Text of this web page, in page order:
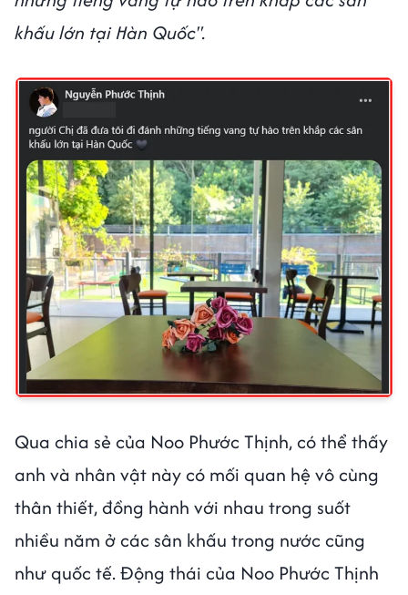
khấu lớn tại Hàn Quốc".
Qua chia sẻ của Noo Phước Thịnh, có thể thấy
anh và nhân vật này có mối quan hệ vô cùng
thân thiết, đồng hành với nhau trong suốt
nhiều năm ở các sân khấu trong nước cũng
như quốc tế. Động thái của Noo Phước Thịnh